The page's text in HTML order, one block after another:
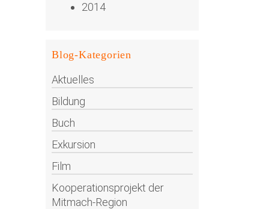
2014
Blog-Kategorien
Aktuelles
Bildung
Buch
Exkursion
Film
Kooperationsprojekt der
Mitmach-Region